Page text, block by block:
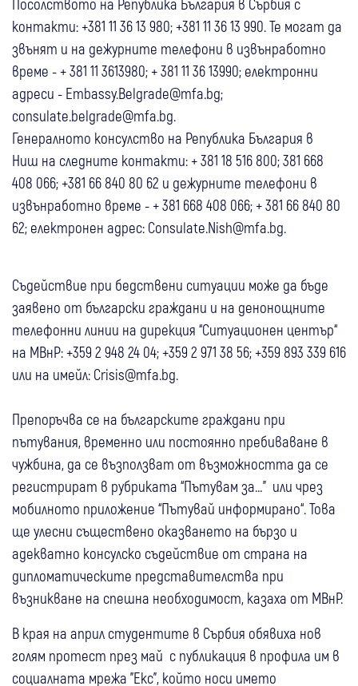
Посолството на Република България в Сърбия с
контакти: +381 11 36 13 980; +381 11 36 13 990. Те могат да
звънят и на дежурните телефони в извънработно
време - + 381 11 3613980; + 381 11 36 13990; електронни
адреси - Embassy.Belgrade@mfa.bg;
consulate.belgrade@mfa.bg.
Генералното консулство на Република България в
Ниш на следните контакти: + 381 18 516 800; 381 668
408 066; +381 66 840 80 62 и дежурните телефони в
извънработно време - + 381 668 408 066; + 381 66 840 80
62; електронен адрес: Consulate.Nish@mfa.bg.
Съдействие при бедствени ситуации може да бъде
заявено от български граждани и на денонощните
телефонни линии на дирекция “Ситуационен център“
на МВнР: +359 2 948 24 04; +359 2 971 38 56; +359 893 339 616
или на имейл: Crisis@mfа.bg.
Препоръчва се на българските граждани при
пътувания, временно или постоянно пребиваване в
чужбина, да се възползват от възможността да се
регистрират в рубриката “Пътувам за…” или чрез
мобилното приложение “Пътувай информирано“. Това
ще улесни съществено оказването на бързо и
адекватно консулско съдействие от страна на
дипломатическите представителства при
възникване на спешна необходимост, казаха от МВнР.
В края на април студентите в Сърбия обявиха нов
голям протест през май с публикация в профила им в
социалната мрежа "Екс", който носи името